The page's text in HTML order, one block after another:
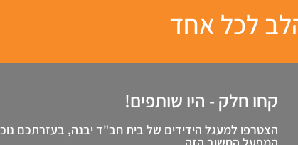
לכל אחד
קחו חלק - היו שותפים!
הצטרפו למעגל הידידים של בית חב"ד יבנה, בעזרתכם